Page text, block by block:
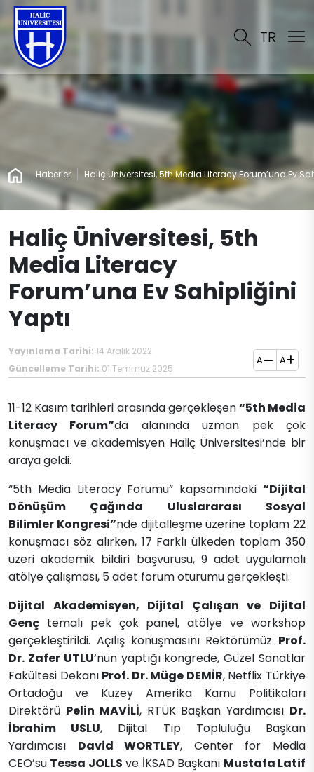
TR
Haberler Haliç Üniversitesi, 5th Media Literacy Forum’una Ev
Haliç Üniversitesi, 5th
Media Literacy
Forum’una Ev Sahipliğini
Yaptı
Yayınlama Tarihi: 14 Aralık 2022
Güncelleme Tarihi: 01 Temmuz 2025
A A
​​​11-12 Kasım tarihleri arasında gerçekleşen“5th Media
Literacy Forum”da alanında uzman pek çok
konuşmacı ve akademisyen Haliç Üniversitesi’nde bir
araya geldi.
“5th Media Literacy Forumu” kapsamındaki “Dijital
Dönüşüm Çağında Uluslararası Sosyal
Bilimler Kongresi”nde dijitalleşme üzerine toplam 22
konuşmacı söz alırken, 17 Farklı ülkeden toplam 350
üzeri akademik bildiri başvurusu, 9 adet uygulamalı
atölye çalışması, 5 adet forum oturumu gerçekleşti.
​Dijital Akademisyen, Dijital Çalışan ve Dijital
Genç temalı pek çok panel, atölye ve workshop
gerçekleştirildi. Açılış konuşmasını Rektörümüz Prof.
Dr. Zafer UTLU‘nun yaptığı kongrede, Güzel Sanatlar
Fakültesi Dekanı Prof. Dr. Müge DEMİR, Netflix Türkiye
Ortadoğu ve Kuzey Amerika Kamu Politikaları
Direktörü Pelin MAVİLİ, RTÜK Başkan Yardımcısı Dr.
İbrahim USLU, Dijital Tıp Topluluğu Başkan
Yardımcısı David WORTLEY, Center for Media
CEO’su Tessa JOLLS ve İKSAD Başkanı Mustafa Latif